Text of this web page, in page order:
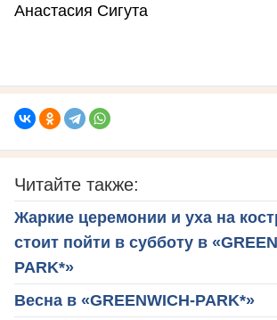
Анастасия Сигута
Читайте также:
Жаркие церемонии и уха на
стоит пойти в субботу в
PARK*»
Весна в «GREENWICH-PARK*»